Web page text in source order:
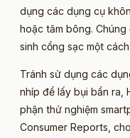
dụng các dụng cụ
hoặc tăm bông.
sinh cổng sạc một
Tránh sử dụng các
nhíp để lấy bụi bẩn ra,
phận thử nghiệm
Consumer Reports,